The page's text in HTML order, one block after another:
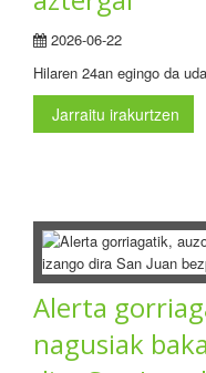
2026-06-22
Hilaren 24an egingo da
Jarraitu irakurtzen
Alerta
nagusiak